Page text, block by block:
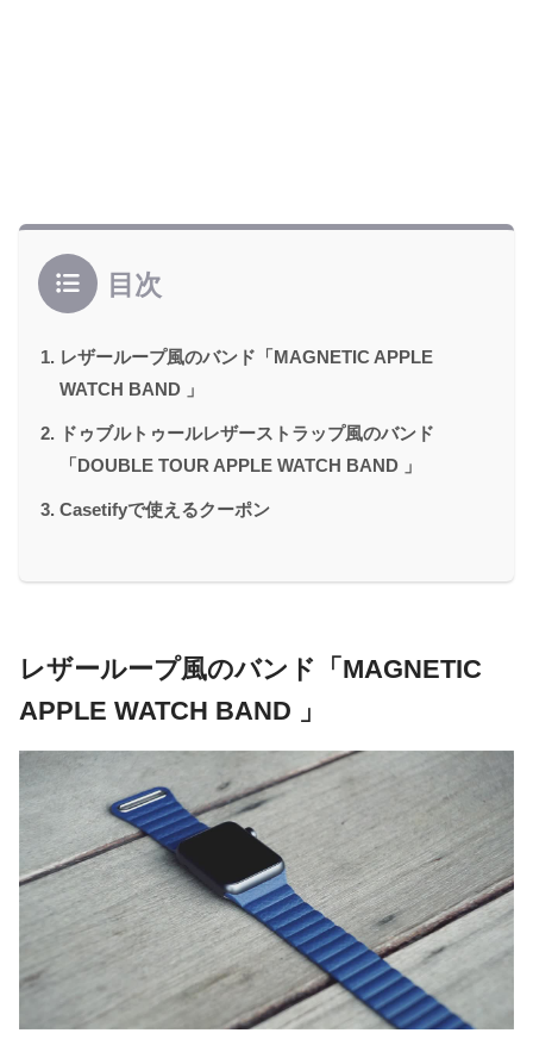
目次
レザーループ風のバンド「MAGNETIC APPLE
WATCH BAND 」
ドゥブルトゥールレザーストラップ風のバンド
「DOUBLE TOUR APPLE WATCH BAND 」
Casetifyで使えるクーポン
レザーループ風のバンド「MAGNETIC
APPLE WATCH BAND 」